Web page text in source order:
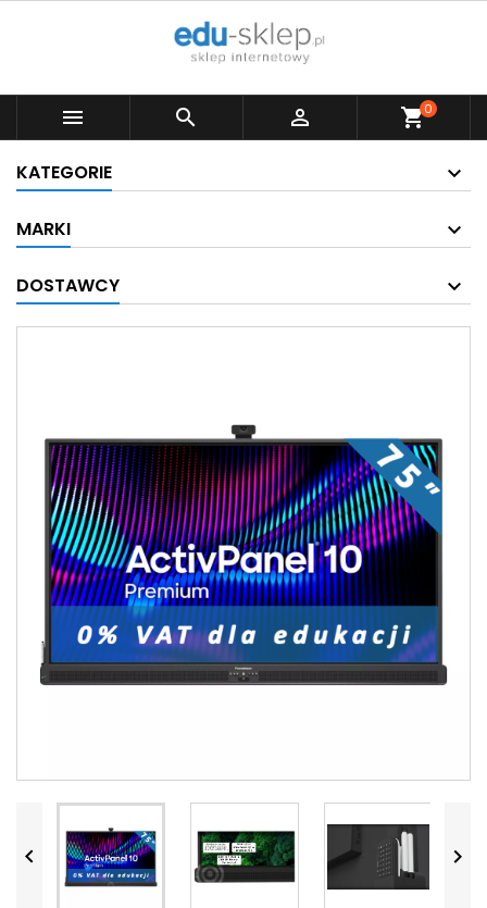
   shopping_cart0
KATEGORIE
MARKI
DOSTAWCY
 